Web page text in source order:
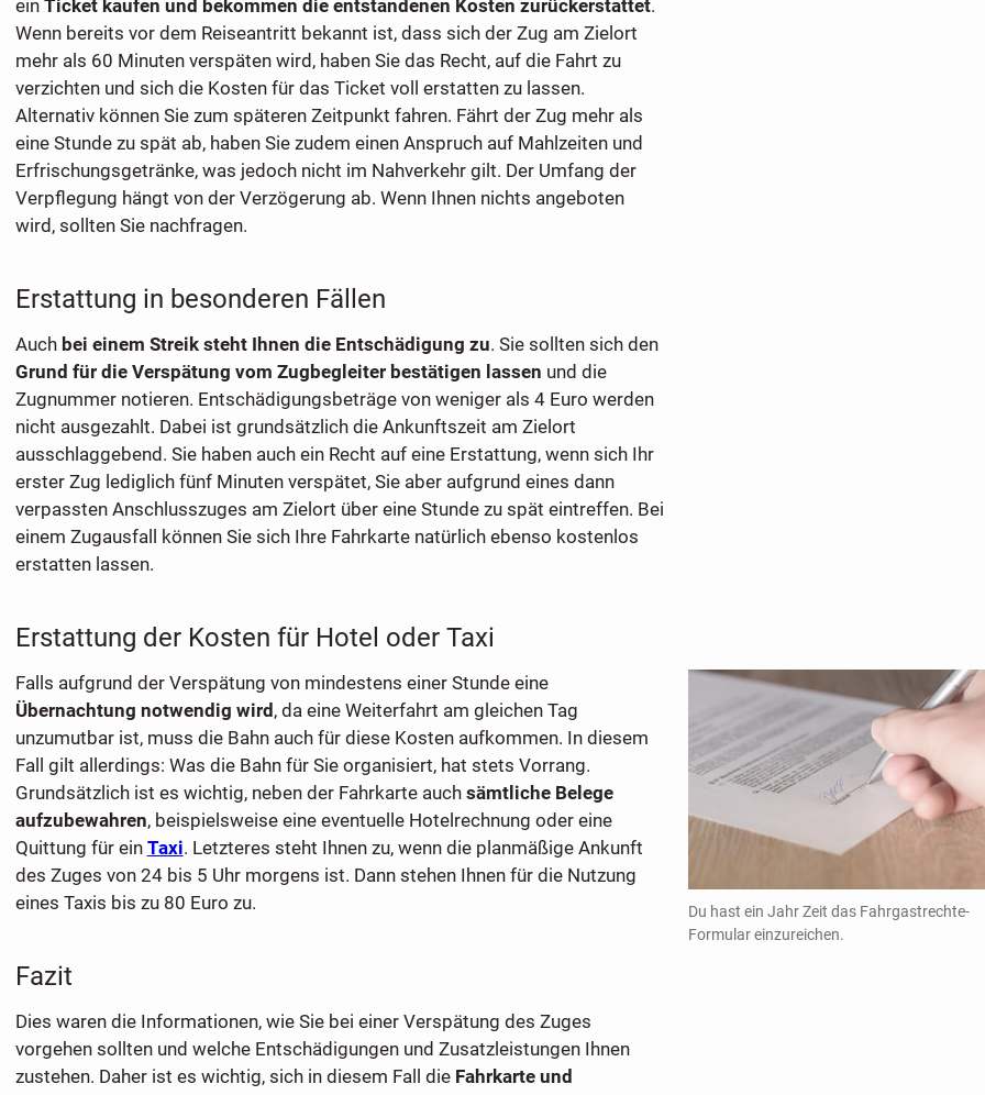
ein Ticket kaufen und bekommen die entstandenen Kosten zurückerstattet.
Wenn bereits vor dem Reiseantritt bekannt ist, dass sich der Zug am Zielort
mehr als 60 Minuten verspäten wird, haben Sie das Recht, auf die Fahrt zu
verzichten und sich die Kosten für das Ticket voll erstatten zu lassen.
Alternativ können Sie zum späteren Zeitpunkt fahren. Fährt der Zug mehr als
eine Stunde zu spät ab, haben Sie zudem einen Anspruch auf Mahlzeiten und
Erfrischungsgetränke, was jedoch nicht im Nahverkehr gilt. Der Umfang der
Verpflegung hängt von der Verzögerung ab. Wenn Ihnen nichts angeboten
wird, sollten Sie nachfragen.
Erstattung in besonderen Fällen
Auch bei einem Streik steht Ihnen die Entschädigung zu. Sie sollten sich den
Grund für die Verspätung vom Zugbegleiter bestätigen lassen und die
Zugnummer notieren. Entschädigungsbeträge von weniger als 4 Euro werden
nicht ausgezahlt. Dabei ist grundsätzlich die Ankunftszeit am Zielort
ausschlaggebend. Sie haben auch ein Recht auf eine Erstattung, wenn sich Ihr
erster Zug lediglich fünf Minuten verspätet, Sie aber aufgrund eines dann
verpassten Anschlusszuges am Zielort über eine Stunde zu spät eintreffen. Bei
einem Zugausfall können Sie sich Ihre Fahrkarte natürlich ebenso kostenlos
erstatten lassen.
Erstattung der Kosten für Hotel oder Taxi
Du hast ein Jahr Zeit das Fahrgastrechte-
Formular einzureichen.
Falls aufgrund der Verspätung von mindestens einer Stunde eine
Übernachtung notwendig wird, da eine Weiterfahrt am gleichen Tag
unzumutbar ist, muss die Bahn auch für diese Kosten aufkommen. In diesem
Fall gilt allerdings: Was die Bahn für Sie organisiert, hat stets Vorrang.
Grundsätzlich ist es wichtig, neben der Fahrkarte auch sämtliche Belege
aufzubewahren, beispielsweise eine eventuelle Hotelrechnung oder eine
Quittung für ein Taxi. Letzteres steht Ihnen zu, wenn die planmäßige Ankunft
des Zuges von 24 bis 5 Uhr morgens ist. Dann stehen Ihnen für die Nutzung
eines Taxis bis zu 80 Euro zu.
Fazit
Dies waren die Informationen, wie Sie bei einer Verspätung des Zuges
vorgehen sollten und welche Entschädigungen und Zusatzleistungen Ihnen
zustehen. Daher ist es wichtig, sich in diesem Fall die Fahrkarte und